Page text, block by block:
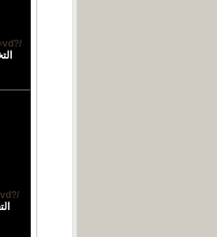
/?no=127510&ac=vd >
/?no=127507&ac=vd >